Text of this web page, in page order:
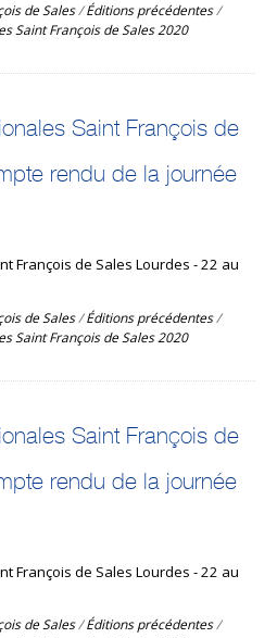
de Sales/Éditions précédentes/
Saint François de Sales 2020
Saint François de
rendu de la journée
François de Sales Lourdes - 22 au
de Sales/Éditions précédentes/
Saint François de Sales 2020
Saint François de
rendu de la journée
François de Sales Lourdes - 22 au
de Sales/Éditions précédentes/